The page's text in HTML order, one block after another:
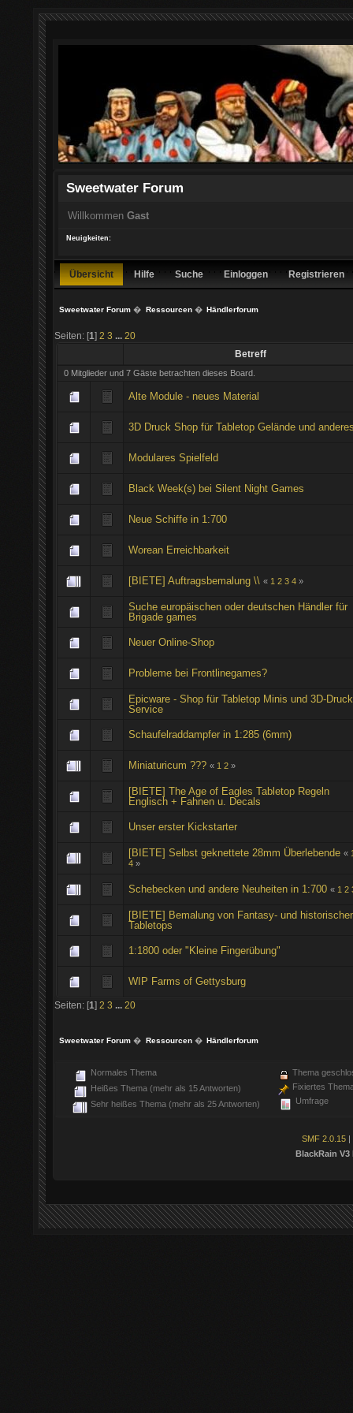
Sweetwater Forum
Willkommen Gast
Neuigkeiten:
Übersicht Hilfe Suche Einloggen Registrieren
Sweetwater Forum � Ressourcen� Händlerforum
Seiten: [1] 2 3
20
Betreff
0 Mitglieder und 7 Gäste betrachten dieses Board.
Alte Module - neues Material
3D Druck Shop für Tabletop Gelände und
Modulares Spielfeld
Black Week(s) bei Silent Night Games
Neue Schiffe in 1:700
Worean Erreichbarkeit
[BIETE] Auftragsbemalung \\ « 1 2 3 4 »
Suche europäischen oder deutschen Händler für
Brigade games
Neuer Online-Shop
Probleme bei Frontlinegames?
Epicware - Shop für Tabletop Minis und 3D-
Service
Schaufelraddampfer in 1:285 (6mm)
Miniaturicum ??? « 1 2 »
[BIETE] The Age of Eagles Tabletop Regeln
Englisch + Fahnen u. Decals
Unser erster Kickstarter
[BIETE] Selbst geknettete 28mm Überlebende «
4 »
Schebecken und andere Neuheiten in 1:700 « 1 2
[BIETE] Bemalung von Fantasy- und
Tabletops
1:1800 oder "Kleine Fingerübung"
WIP Farms of Gettysburg
Seiten: [1] 2 3 20
Sweetwater Forum � Ressourcen� Händlerforum
Normales Thema
Heißes Thema (mehr als 15 Antworten)
Sehr heißes Thema (mehr als 25 Antworten)
Thema
Fixiertes
Umfrage
SMF 2.0.15 |
BlackRain V3